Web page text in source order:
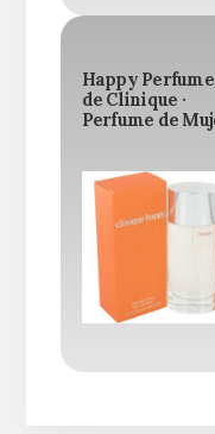
Happy
de Clinique ·
Perfume de